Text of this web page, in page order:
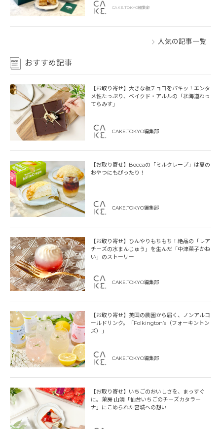
CAKE.TOKYO編集部
人気の記事一覧
おすすめ記事
【お取り寄せ】大きな板チョコをパキッ！エンタ
メ性たっぷり、ベイクド・アルルの「北海道わっ
てらみす」
CAKE.TOKYO編集部
【お取り寄せ】Boccaの「ミルクレープ」は夏の
おやつにもぴったり！
CAKE.TOKYO編集部
【お取り寄せ】ひんやりもちもち！絶品の「レア
チーズの水まんじゅう」を生んだ「中津菓子かね
い」のストーリー
CAKE.TOKYO編集部
【お取り寄せ】英国の農園から届く、ノンアルコ
ールドリンク。「Folkington’s（フォーキントン
ズ）」
CAKE.TOKYO編集部
【お取り寄せ】いちごのおいしさを、まっすぐ
に。菓房 山清「仙台いちごのチーズカタラー
ナ」にこめられた宮城への想い